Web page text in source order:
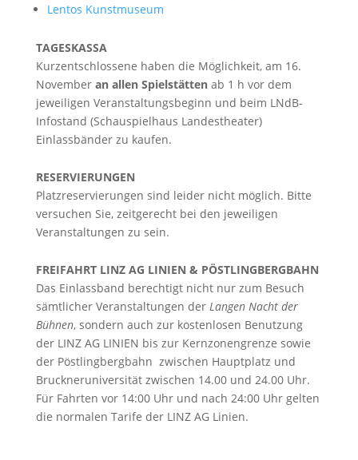
Lentos Kunstmuseum
TAGESKASSA
Kurzentschlossene haben die Möglichkeit, am 16.
November an allen Spielstättenab 1 h vor dem
jeweiligen Veranstaltungsbeginn und beim LNdB-
Infostand (Schauspielhaus Landestheater)
Einlassbänder zu kaufen.
RESERVIERUNGEN
Platzreservierungen sind leider nicht möglich. Bitte
versuchen Sie, zeitgerecht bei den jeweiligen
Veranstaltungen zu sein.
FREIFAHRT LINZ AG LINIEN & PÖSTLINGBERGBAHN
Das Einlassband berechtigt nicht nur zum Besuch
sämtlicher Veranstaltungen der Langen Nacht der
Bühnen, sondern auch zur kostenlosen Benutzung
der LINZ AG LINIEN bis zur Kernzonengrenze sowie
der Pöstlingbergbahn zwischen Hauptplatz und
Bruckneruniversität zwischen 14.00 und 24.00 Uhr.
Für Fahrten vor 14:00 Uhr und nach 24:00 Uhr gelten
die normalen Tarife der LINZ AG Linien.